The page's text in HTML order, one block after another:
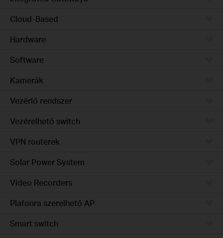
Cloud-Based
Hardware
Software
Kamerák
Vezérlő rendszer
Vezérelhető switch
VPN routerek
Solar Power System
Video Recorders
Plafonra szerelhető AP
Smart switch